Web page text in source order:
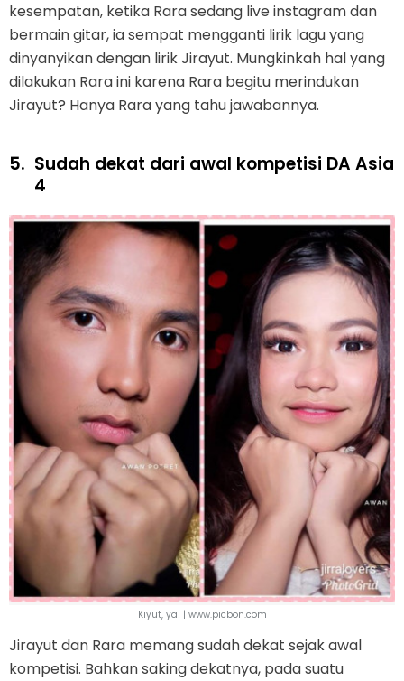
kesempatan, ketika Rara sedang live instagram dan
bermain gitar, ia sempat mengganti lirik lagu yang
dinyanyikan dengan lirik Jirayut. Mungkinkah hal yang
dilakukan Rara ini karena Rara begitu merindukan
Jirayut? Hanya Rara yang tahu jawabannya.
5. Sudah dekat dari awal kompetisi DA Asia
4
Kiyut, ya! | www.picbon.com
Jirayut dan Rara memang sudah dekat sejak awal
kompetisi. Bahkan saking dekatnya, pada suatu